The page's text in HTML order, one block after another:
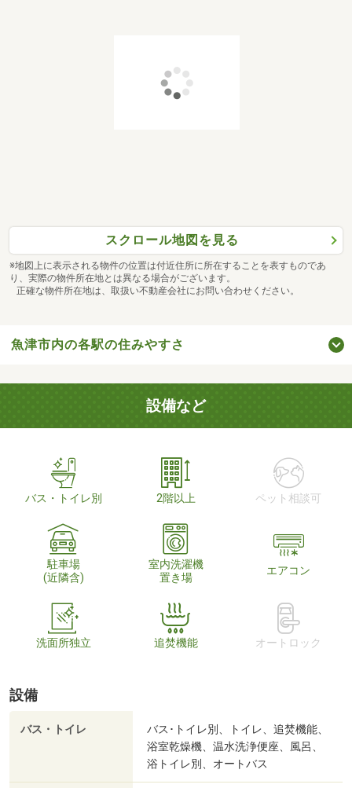
スクロール地図を見る
※地図上に表示される物件の位置は付近住所に所在することを表すものであ
り、実際の物件所在地とは異なる場合がございます。
正確な物件所在地は、取扱い不動産会社にお問い合わせください。
魚津市内の各駅の住みやすさ
設備など
バス・トイレ別 2階以上 ペット相談可
駐車場
(近隣含)
室内洗濯機
置き場
エアコン
洗面所独立 追焚機能 オートロック
設備
バス・トイレ
バス･トイレ別、トイレ、追焚機能、
浴室乾燥機、温水洗浄便座、風呂、
浴トイレ別、オートバス